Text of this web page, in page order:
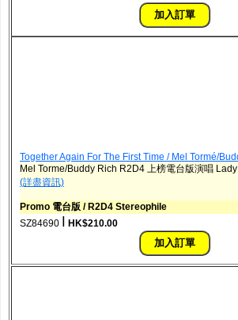
Together Again For The First Time / Mel Tormé/
Mel Torme/Buddy Rich R2D4 上榜電台版演唱
(詳盡資訊)
Promo 電台版 / R2D4 Stereophile
SZ84690
HK$210.00